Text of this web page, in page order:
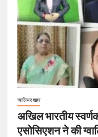
ग्वालियर शहर
अखिल भारतीय
एसोसिएशन ने की